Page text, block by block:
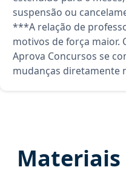
suspensão ou
***A relação de
motivos de força maior.
Aprova Concursos se
mudanças diretamente